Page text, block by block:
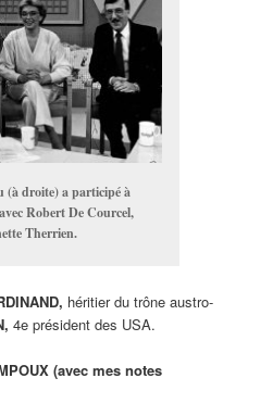
(à droite) a participé à
Robert De Courcel,
Therrien.
héritier du trône austro-
4e président des USA.
(avec mes notes